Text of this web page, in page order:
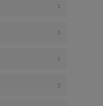
1
1
1
3